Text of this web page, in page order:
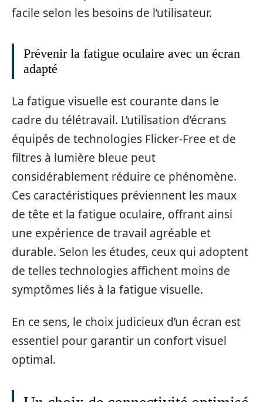
facile selon les besoins de l’utilisateur.
Prévenir la fatigue oculaire avec un écran
adapté
La fatigue visuelle est courante dans le
cadre du télétravail. L’utilisation d’écrans
équipés de technologies Flicker-Free et de
filtres à lumière bleue peut
considérablement réduire ce phénomène.
Ces caractéristiques préviennent les maux
de tête et la fatigue oculaire, offrant ainsi
une expérience de travail agréable et
durable. Selon les études, ceux qui adoptent
de telles technologies affichent moins de
symptômes liés à la fatigue visuelle.
En ce sens, le choix judicieux d’un écran est
essentiel pour garantir un confort visuel
optimal.